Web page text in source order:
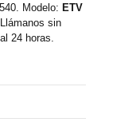
Modelo: ETV
sin
24 horas.